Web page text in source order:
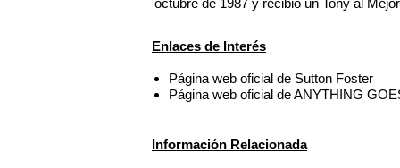
octubre de 1987 y recibió un Tony al
Enlaces de Interés
Página web oficial de Sutton Foster
Página web oficial de ANYTHING
Información Relacionada